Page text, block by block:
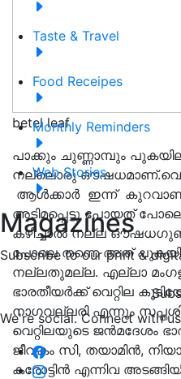
Taste & Travel
Food Receipes
Monthly Reminders
Web Stories
Magazines
Subscribe to our print &
We're social. Connect with
betel leaf
പാക്കും ചുണ്ണാമ്പും
നല്ലൊരു
ആൾക്കാർ ഇന്ന്
അടിമപ്പെട്ടു പോയത്
കഴിച്ചാൽ നല്ല
പോലെ തന്നെ അത്
നല്ലതുമല്ല. എല്ലാ
ഭാരതീയർക്ക് വെറ്റില
നാഗവല്ലരി എന്നും
വെറ്റിലയുടെ ജൻമദേശം
ജീവകം സി, തയാമിൻ,
കരോട്ടിൻ എന്നിവ